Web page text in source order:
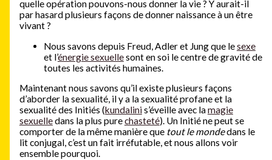
quelle opération pouvons-nous donner la vie ? Y aurait-il
par hasard plusieurs façons de donner naissance à un être
vivant ?
Nous savons depuis Freud, Adler et Jung que lesexe
et l’énergie sexuellesont en soi le centre de gravité de
toutes les activités humaines.
Maintenant nous savons qu’il existe plusieurs façons
d’aborder la sexualité, il y a la sexualité profane et la
sexualité des Initiés (kundalinis’éveille avec lamagie
sexuelledans la plus purechasteté). Un Initié ne peut se
comporter de la même manière que tout le mondedans le
lit conjugal, c’est un fait irréfutable, et nous allons voir
ensemble pourquoi.